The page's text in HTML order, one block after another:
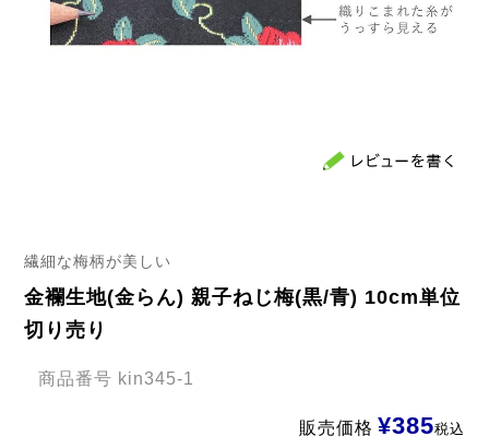
繊細な梅柄が美しい
金襴生地(金らん) 親子ねじ梅(黒/青) 10cm単位
切り売り
商品番号 kin345-1
販売価格 ¥385税込